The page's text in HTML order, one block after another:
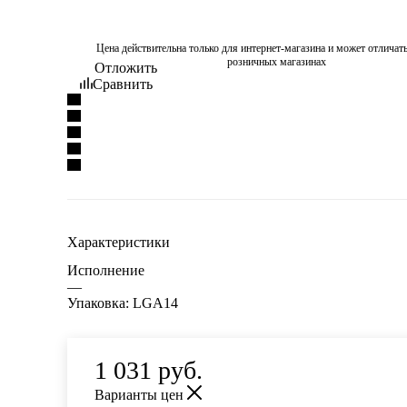
Цена действительна только для интернет-магазина и может
розничных магазинах
Отложить
Сравнить
Характеристики
Исполнение
—
Упаковка: LGA14
1 031 руб.
Варианты цен